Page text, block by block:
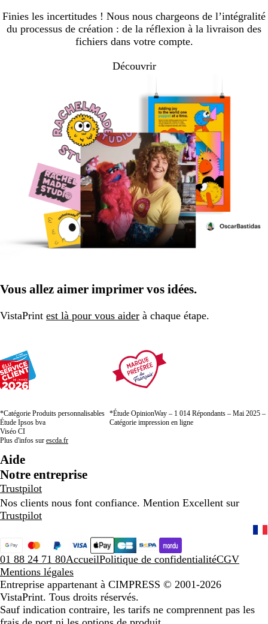
Finies les incertitudes ! Nous nous chargeons de l’intégralité
du processus de création : de la réflexion à la livraison des
fichiers dans votre compte.
Découvrir
Vous allez aimer imprimer vos idées.
VistaPrint est là pour vous aider à chaque étape.
*Catégorie Produits personnalisables
Étude Ipsos bva
Viséo CI
Plus d'infos sur escda.fr
*Étude OpinionWay – 1 014 Répondants – Mai 2025 –
Catégorie impression en ligne
Aide
Notre entreprise
Trustpilot
Nos clients nous font confiance. Mention Excellent sur
Trustpilot
01 88 24 71 80AccueilPolitique de confidentialitéCGV
Mentions légales
Entreprise appartenant à CIMPRESS © 2001-2026
VistaPrint. Tous droits réservés.
Sauf indication contraire, les tarifs ne comprennent pas les